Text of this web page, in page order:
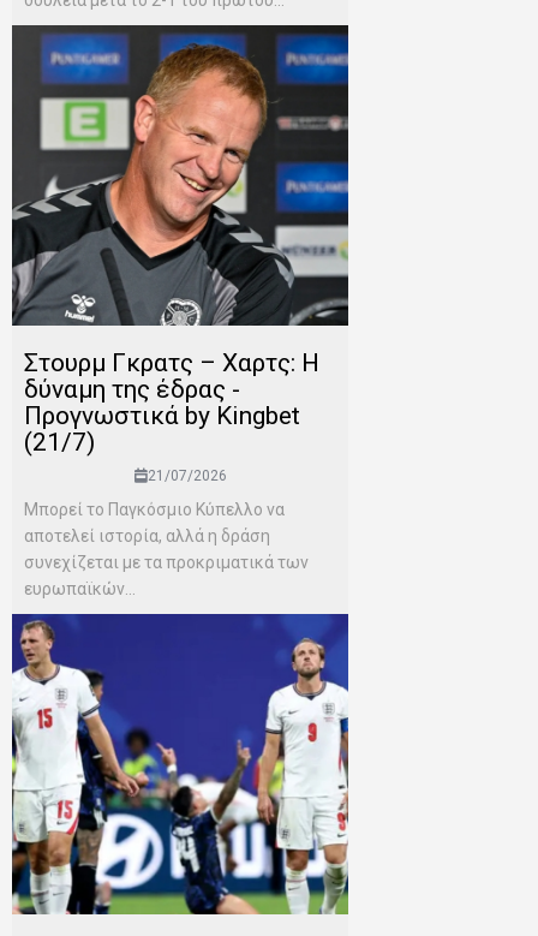
Στουρμ Γκρατς – Χαρτς: Η
δύναμη της έδρας -
Προγνωστικά by Kingbet
(21/7)
21/07/2026
Μπορεί το Παγκόσμιο Κύπελλο να
αποτελεί ιστορία, αλλά η δράση
συνεχίζεται με τα προκριματικά των
ευρωπαϊκών...